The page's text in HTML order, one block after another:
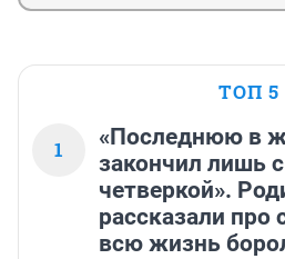
ТОП 5
1
«Последнюю в
закончил лишь
четверкой».
рассказали про
всю жизнь